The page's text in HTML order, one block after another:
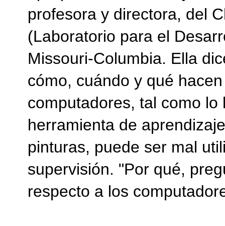
profesora y directora, del
(Laboratorio para el
Missouri-Columbia. Ella
cómo, cuándo y qué
computadores, tal como
herramienta de
pinturas, puede ser mal
supervisión. "Por qué,
respecto a los